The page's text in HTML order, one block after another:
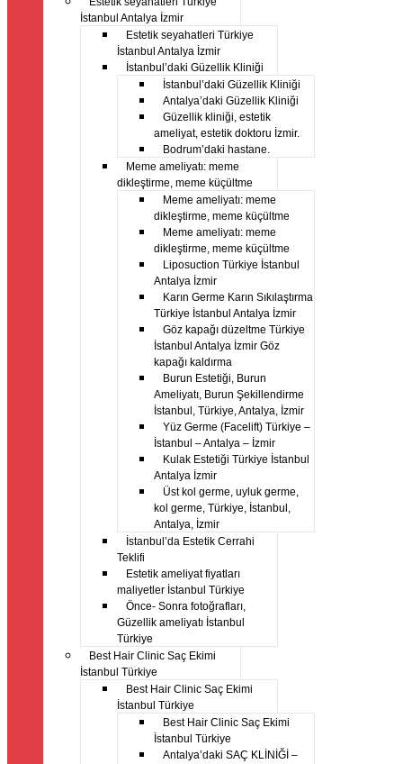
İstanbul Antalya İzmir
Estetik seyahatleri Türkiye
İstanbul Antalya İzmir
İstanbul’daki Güzellik Kliniği
İstanbul’daki Güzellik Kliniği
Antalya’daki Güzellik Kliniği
Güzellik kliniği, estetik
ameliyat, estetik doktoru İzmir.
Bodrum’daki hastane.
Meme ameliyatı: meme
dikleştirme, meme küçültme
Meme ameliyatı: meme
dikleştirme, meme küçültme
Meme ameliyatı: meme
dikleştirme, meme küçültme
Liposuction Türkiye İstanbul
Antalya İzmir
Karın Germe Karın Sıkılaştırma
Türkiye İstanbul Antalya İzmir
Göz kapağı düzeltme Türkiye
İstanbul Antalya İzmir Göz
kapağı kaldırma
Burun Estetiği, Burun
Ameliyatı, Burun Şekillendirme
İstanbul, Türkiye, Antalya, İzmir
Yüz Germe (Facelift) Türkiye –
İstanbul – Antalya – İzmir
Kulak Estetiği Türkiye İstanbul
Antalya İzmir
Üst kol germe, uyluk germe,
kol germe, Türkiye, İstanbul,
Antalya, İzmir
İstanbul’da Estetik Cerrahi
Teklifi
Estetik ameliyat fiyatları
maliyetler İstanbul Türkiye
Önce- Sonra fotoğrafları,
Güzellik ameliyatı İstanbul
Türkiye
Best Hair Clinic Saç Ekimi
İstanbul Türkiye
Best Hair Clinic Saç Ekimi
İstanbul Türkiye
Best Hair Clinic Saç Ekimi
İstanbul Türkiye
Antalya’daki SAÇ KLİNİĞİ –